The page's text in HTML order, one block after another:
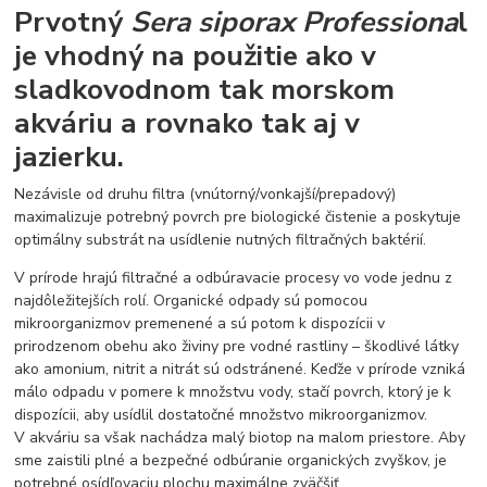
Prvotný Sera siporax Professional
je vhodný na použitie ako v
sladkovodnom tak morskom
akváriu a rovnako tak aj v
jazierku.
Nezávisle od druhu filtra (vnútorný/vonkajší/prepadový)
maximalizuje potrebný povrch pre biologické čistenie a poskytuje
optimálny substrát na usídlenie nutných filtračných baktérií.
V prírode hrajú filtračné a odbúravacie procesy vo vode jednu z
najdôležitejších rolí. Organické odpady sú pomocou
mikroorganizmov premenené a sú potom k dispozícii v
prirodzenom obehu ako živiny pre vodné rastliny – škodlivé látky
ako amonium, nitrit a nitrát sú odstránené. Keďže v prírode vzniká
málo odpadu v pomere k množstvu vody, stačí povrch, ktorý je k
dispozícii, aby usídlil dostatočné množstvo mikroorganizmov.
V akváriu sa však nachádza malý biotop na malom priestore. Aby
sme zaistili plné a bezpečné odbúranie organických zvyškov, je